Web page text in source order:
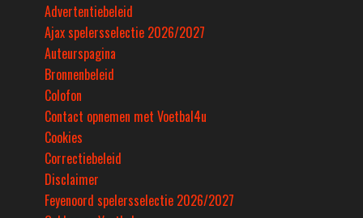
Advertentiebeleid
Ajax spelersselectie 2026/2027
Auteurspagina
Bronnenbeleid
Colofon
Contact opnemen met Voetbal4u
Cookies
Correctiebeleid
Disclaimer
Feyenoord spelersselectie 2026/2027